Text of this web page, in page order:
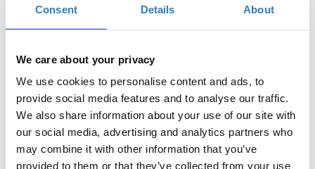
Consent Details About
We care about your privacy
We use cookies to personalise content and ads, to
provide social media features and to analyse our traffic.
We also share information about your use of our site with
our social media, advertising and analytics partners who
may combine it with other information that you’ve
provided to them or that they’ve collected from your use
Το workshop έχει στόχο να δώσει την δυνατότητα
στους συμμετέχοντες να εκπαιδευτούν στη χρήση
σημαντικών μέσων κοινωνικής δικτύωσης, να
μάθουν τον τρόπο μέτρησης της
αποτελεσματικότητας του Digital Marketing και να